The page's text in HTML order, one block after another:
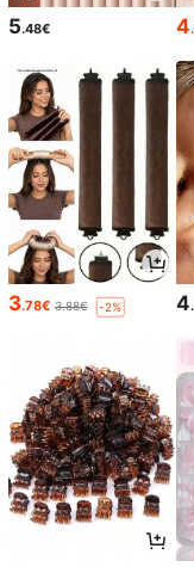
5.48€ 4
3.78€ 3.88€ -2% 4